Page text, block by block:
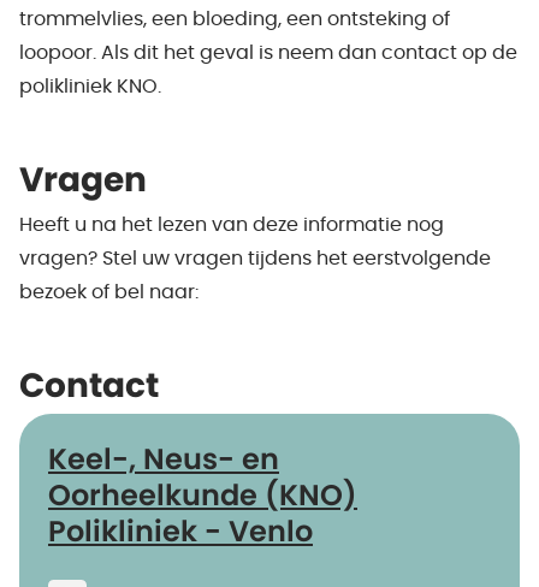
trommelvlies, een bloeding, een ontsteking of
loopoor. Als dit het geval is neem dan contact op de
polikliniek KNO.
Vragen
Heeft u na het lezen van deze informatie nog
vragen? Stel uw vragen tijdens het eerstvolgende
bezoek of bel naar:
Contact
Keel-, Neus- en
Oorheelkunde (KNO)
Polikliniek - Venlo